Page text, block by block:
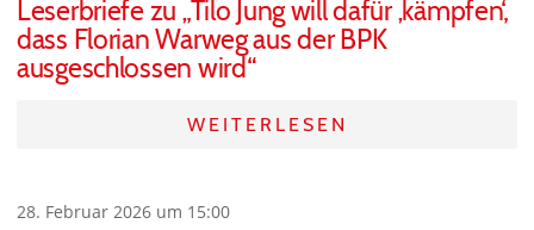
Leserbriefe zu „Tilo Jung will dafür ‚kämpfen‘,
dass Florian Warweg aus der BPK
ausgeschlossen wird“
WEITERLESEN
28. Februar 2026 um 15:00